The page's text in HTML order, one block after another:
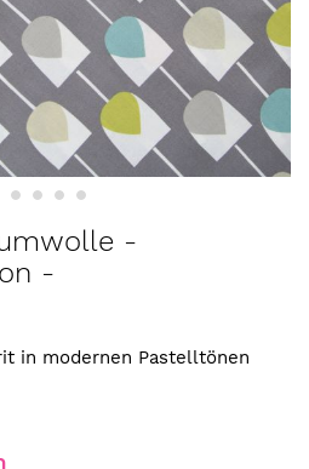
-
-
in modernen Pastelltönen